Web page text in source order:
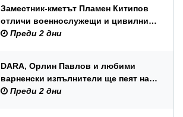
Заместник-кметът Пламен Китипов
отличи военнослужещи и цивилни
служители по повод Празника на
Преди 2 дни
DARA, Орлин Павлов и любими
варненски изпълнители ще пеят на
празника на Варна
Преди 2 дни